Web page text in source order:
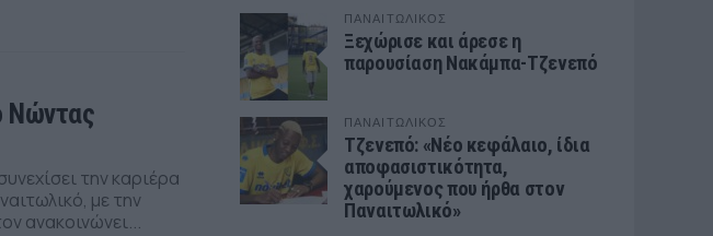
Νώντας
την καριέρα
με την
ανακοινώνει...
ΠΑΝΑΙΤΩΛΙΚΟΣ
Ξεχώρισε και άρεσε η
παρουσίαση Νακάμπα-Τζενεπό
ΠΑΝΑΙΤΩΛΙΚΟΣ
Τζενεπό: «Νέο κεφάλαιο, ίδια
αποφασιστικότητα,
χαρούμενος που ήρθα στον
Παναιτωλικό»